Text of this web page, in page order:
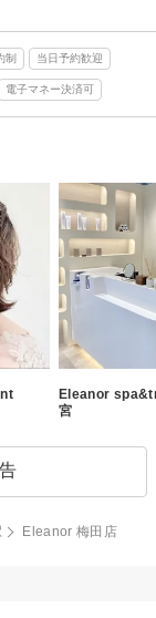
制 当日予約歓迎
電子マネー決済可
Eleanor
宮
Eleanor 梅田店